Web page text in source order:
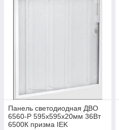
Панель светодиодная ДВО
6560-P 595х595х20мм 36Вт
6500К призма IEK